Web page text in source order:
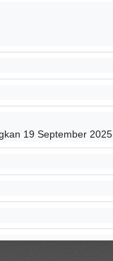
19 September 2025